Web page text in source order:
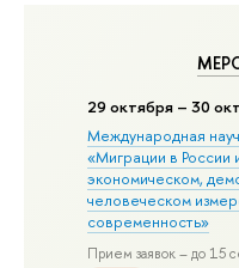
29 октября – 30
Международная
«Миграции в
экономическом,
человеческом
современность»
Прием заявок – до 15